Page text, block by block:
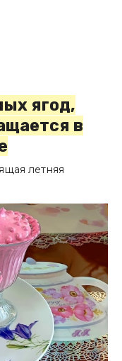
ягод,
в
летняя